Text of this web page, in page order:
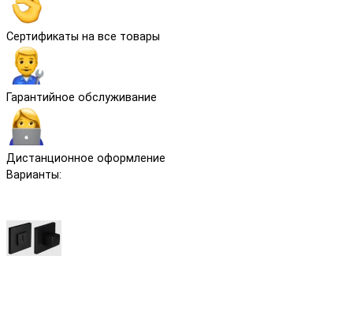
Сертификаты на все товары
Гарантийное обслуживание
Дистанционное оформление
Варианты: